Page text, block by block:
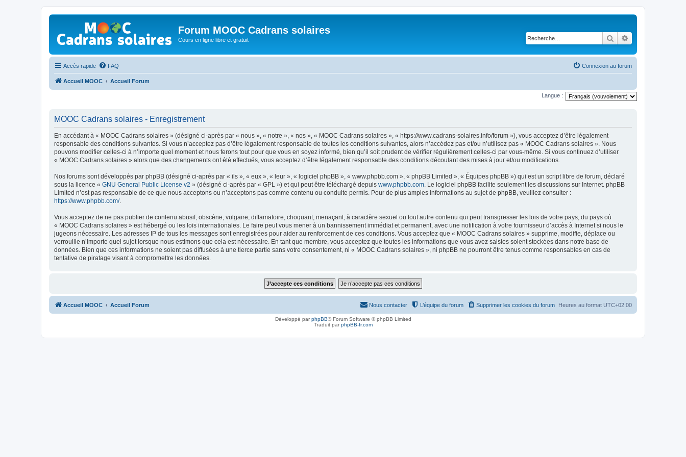
Forum MOOC Cadrans solaires
Cours en ligne libre et gratuit Rechercher
Accès rapide FAQ Connexion au forum
Accueil MOOC Accueil Forum
Langue :
MOOC Cadrans solaires - Enregistrement
En accédant à « MOOC Cadrans solaires » (désigné ci-après par « nous », « notre », « nos », « MOOC Cadrans solaires », « https://www.cadrans-solaires.info/forum »), vous acceptez d’être légalement
responsable des conditions suivantes. Si vous n’acceptez pas d’être légalement responsable de toutes les conditions suivantes, alors n’accédez pas et/ou n’utilisez pas « MOOC Cadrans solaires ». Nous
pouvons modifier celles-ci à n’importe quel moment et nous ferons tout pour que vous en soyez informé, bien qu’il soit prudent de vérifier régulièrement celles-ci par vous-même. Si vous continuez d’utiliser
« MOOC Cadrans solaires » alors que des changements ont été effectués, vous acceptez d’être légalement responsable des conditions découlant des mises à jour et/ou modifications.
Nos forums sont développés par phpBB (désigné ci-après par « ils », « eux », « leur », « logiciel phpBB », « www.phpbb.com », « phpBB Limited », « Équipes phpBB ») qui est un script libre de forum, déclaré
sous la licence « GNU General Public License v2 » (désigné ci-après par « GPL ») et qui peut être téléchargé depuis www.phpbb.com. Le logiciel phpBB facilite seulement les discussions sur Internet. phpBB
Limited n’est pas responsable de ce que nous acceptons ou n’acceptons pas comme contenu ou conduite permis. Pour de plus amples informations au sujet de phpBB, veuillez consulter :
https://www.phpbb.com/.
Vous acceptez de ne pas publier de contenu abusif, obscène, vulgaire, diffamatoire, choquant, menaçant, à caractère sexuel ou tout autre contenu qui peut transgresser les lois de votre pays, du pays où
« MOOC Cadrans solaires » est hébergé ou les lois internationales. Le faire peut vous mener à un bannissement immédiat et permanent, avec une notification à votre fournisseur d’accès à Internet si nous le
jugeons nécessaire. Les adresses IP de tous les messages sont enregistrées pour aider au renforcement de ces conditions. Vous acceptez que « MOOC Cadrans solaires » supprime, modifie, déplace ou
verrouille n’importe quel sujet lorsque nous estimons que cela est nécessaire. En tant que membre, vous acceptez que toutes les informations que vous avez saisies soient stockées dans notre base de
données. Bien que ces informations ne soient pas diffusées à une tierce partie sans votre consentement, ni « MOOC Cadrans solaires », ni phpBB ne pourront être tenus comme responsables en cas de
tentative de piratage visant à compromettre les données.
Accueil MOOC Accueil Forum Heures au format UTC+02:00
Supprimer les cookies du forum
L’équipe du forum
Nous contacter
Développé parphpBB® Forum Software © phpBB Limited
Traduit parphpBB-fr.com